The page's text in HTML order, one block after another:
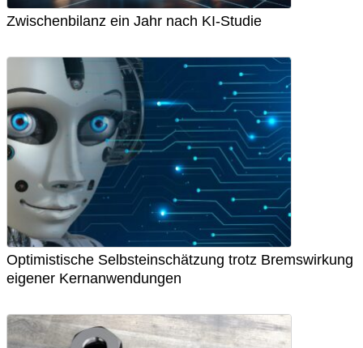
Zwischenbilanz ein Jahr nach KI-Studie
Optimistische Selbsteinschätzung trotz Bremswirkung
eigener Kernanwendungen